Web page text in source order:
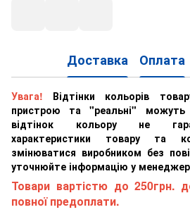
Доставка Оплата
Увага! Відтінки кольорів
пристрою та "реальні" можуть
відтінок кольору не
характеристики товару та
змінюватися виробником без
уточнюйте інформацію у
Товари вартістю до 250грн.
повної предоплати.